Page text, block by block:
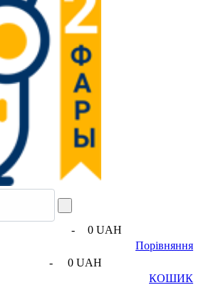
-
0 UAH
Порівняння
-
0 UAH
КОШИК